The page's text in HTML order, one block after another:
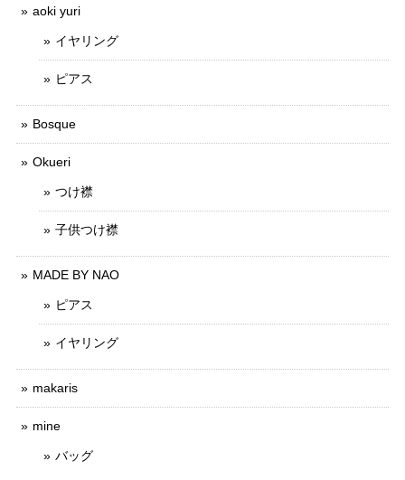
aoki yuri
イヤリング
ピアス
Bosque
Okueri
つけ襟
子供つけ襟
MADE BY NAO
ピアス
イヤリング
makaris
mine
バッグ